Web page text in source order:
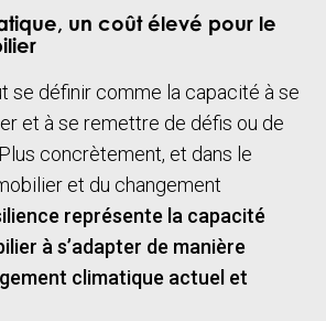
un coût élevé pour le
se définir comme la capacité à se
et à se remettre de défis ou de
concrètement, et dans le
et du changement
représente la capacité
à s’adapter de manière
climatique actuel et